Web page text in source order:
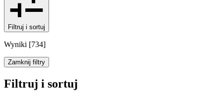
Filtruj i sortuj
Wyniki [734]
Zamknij filtry
Filtruj i sortuj